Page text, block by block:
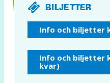
BILJETTER
Info och biljetter
Info och biljetter
kvar)